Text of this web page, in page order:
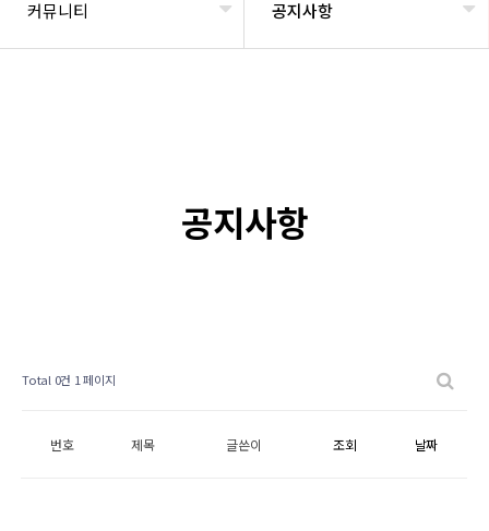
커뮤니티 공지사항
공지사항
Total 0건 1 페이지
번호 제목 글쓴이 조회 날짜